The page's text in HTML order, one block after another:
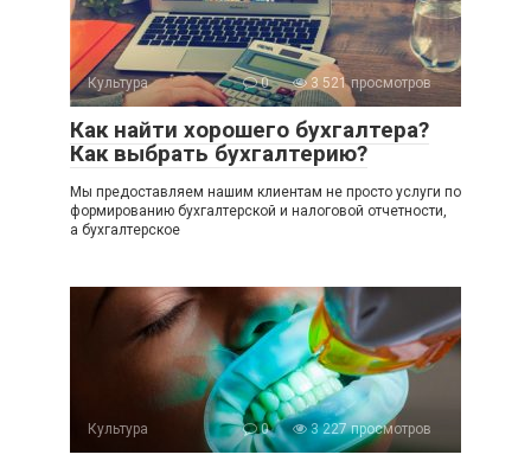
Культура 0 3 521 просмотров
Как найти хорошего бухгалтера?
Как выбрать бухгалтерию?
Мы предоставляем нашим клиентам не просто услуги по
формированию бухгалтерской и налоговой отчетности,
а бухгалтерское
Культура 0 3 227 просмотров